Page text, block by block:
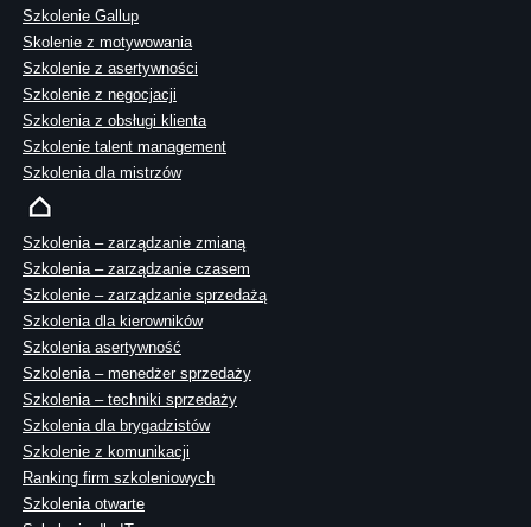
Szkolenie Gallup
Skolenie z motywowania
Szkolenie z asertywności
Szkolenie z negocjacji
Szkolenia z obsługi klienta
Szkolenie talent management
Szkolenia dla mistrzów
Szkolenia – zarządzanie zmianą
Szkolenia – zarządzanie czasem
Szkolenie – zarządzanie sprzedażą
Szkolenia dla kierowników
Szkolenia asertywność
Szkolenia – menedżer sprzedaży
Szkolenia – techniki sprzedaży
Szkolenia dla brygadzistów
Szkolenie z komunikacji
Ranking firm szkoleniowych
Szkolenia otwarte